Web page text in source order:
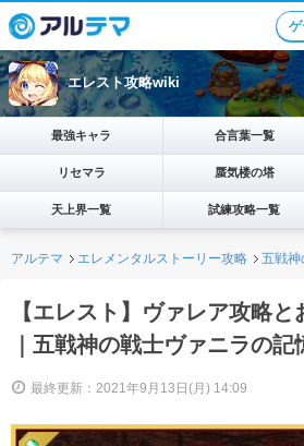
エレスト攻略wiki
最強キャラ 合言葉一覧
リセマラ 蜃気楼の塔
天上界一覧 試練攻略一覧
アルテマ エレメンタルストーリー攻略 五戦神
【エレスト】ヴァレア攻略
｜五戦神の戦士ヴァニラの記
最終更新：2021年9月13日(月) 14:09